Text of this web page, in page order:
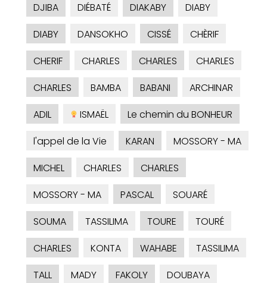
DJIBA
DIÉBATÉ DIAKABY
DIABY
DIABY
DANSOKHO CISSÉ
CHÈRIF
CHERIF
CHARLES CHARLES
CHARLES
CHARLES
BAMBA BABANI
ARCHINAR
ADIL
ISMAËL
Le chemin du BONHEUR
l'appel de la Vie
KARAN
MOSSORY - MA
MICHEL
CHARLES
CHARLES
MOSSORY - MA
PASCAL
SOUARÉ
SOUMA
TASSILIMA TOURE
TOURÉ
CHARLES
KONTA WAHABE
TASSILIMA
TALL
MADY FAKOLY
DOUBAYA